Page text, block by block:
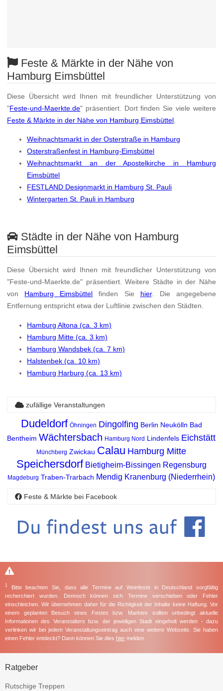
Feste & Märkte in der Nähe von
Hamburg Eimsbüttel
Diese Übersicht wird Ihnen mit freundlicher Unterstützung von
"Feste-und-Maerkte.de" präsentiert. Dort finden Sie viele weitere
Feste & Märkte in der Nähe von Hamburg Eimsbüttel
Weihnachtsmarkt in der Osterstraße in Hamburg
Osterstraßenfest in Hamburg-Eimsbüttel
Weihnachtsmarkt an der Apostelkirche in Hamburg
Eimsbüttel
FESTLAND Designmarkt in Hamburg St. Pauli
Wintergarten St. Pauli in Hamburg
Städte in der Nähe von Hamburg
Eimsbüttel
Diese Übersicht wird Ihnen mit freundlicher Unterstützung von
"Feste-und-Maerkte.de" präsentiert. Weitere Städte in der Nähe
von Hamburg Eimsbüttel finden Sie hier. Die angegebene
Entfernung entspricht etwa der Luftlinie zwischen den Städten.
Hamburg Altona (ca. 3 km)
Hamburg Mitte (ca. 3 km)
Hamburg Wandsbek (ca. 7 km)
Halstenbek (ca. 10 km)
Hamburg Harburg (ca. 13 km)
zufällige Veranstaltungen
Dudeldorf Öhningen Dingolfing Berlin Neukölln Bad
Bentheim Wächtersbach Hamburg Nord Lindenfels Eichstätt
Münchberg Zwickau Calau Hamburg Mitte
Speichersdorf Bietigheim-Bissingen Regensburg
Magdeburg Traben-Trarbach Mendig Kranenburg (Niederrhein)
Feste & Märkte bei Facebook
1
Bitte beachten Sie, dass alle Termine auf Weinfeste in Deutschland sorgfältig
recherchiert wurden. Dennoch können sich Termine verschieben oder Fehler
einschleichen. Wir übernehmen daher für die Richtigkeit der Inhalte keine Haftung. Vor
einem geplanten Besuch eines Festes bzw. Marktes sollten unbedingt aktuelle
Informationen des Veranstalters bzw. der jeweiligen Stadt eingeholt werden - dazu
verlinken wir bei jedem Veranstaltungseintrag auch eine weitere Webseite. Sie haben
einen Fehler entdeckt? Dann können Sie dies hier melden.
Ratgeber
Rutschige Treppen